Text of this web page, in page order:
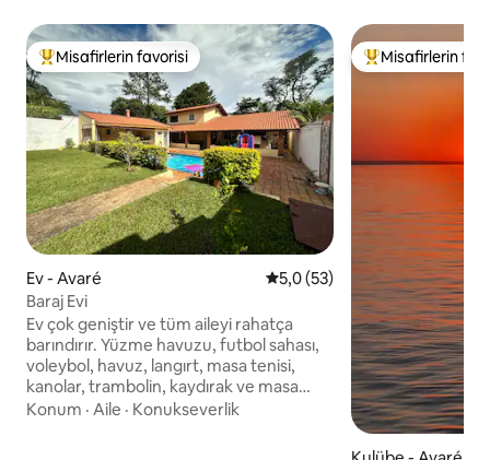
Misafirlerin favorilerinden en beğenilenler arasında
Misafirlerin favorisi
Ev - Avaré 5 üzerinden ortalama 5,0
5,0 (53)
Baraj Evi
Ev çok geniştir ve tüm aileyi rahatça
barındırır. Yüzme havuzu, futbol sahası,
voleybol, havuz, langırt, masa tenisi,
kanolar, trambolin, kaydırak ve masa
oyunları aile eğlencesini garanti eder.
Konum · Aile · Konukseverlik
Misafirlerin
Misafirlerin